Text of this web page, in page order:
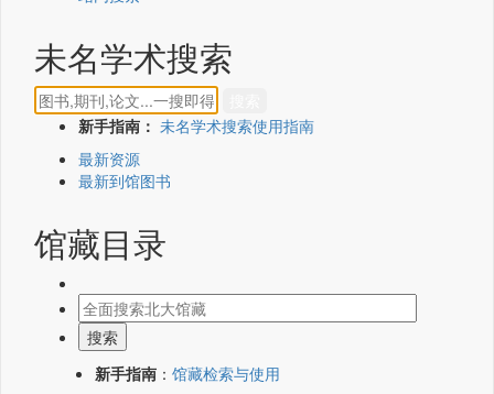
未名学术搜索
新手指南： 未名学术搜索使用指南
最新资源
最新到馆图书
馆藏目录
新手指南 ： 馆藏检索与使用